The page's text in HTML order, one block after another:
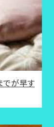
でが早す